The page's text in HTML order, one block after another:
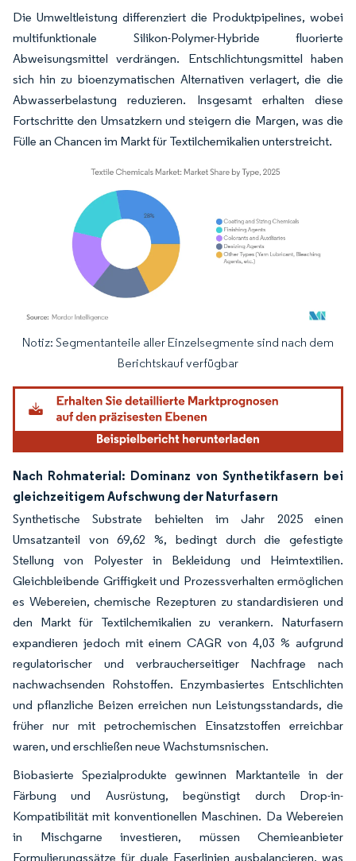
Die Umweltleistung differenziert die Produktpipelines, wobei
multifunktionale Silikon-Polymer-Hybride fluorierte
Abweisungsmittel verdrängen. Entschlichtungsmittel haben
sich hin zu bioenzymatischen Alternativen verlagert, die die
Abwasserbelastung reduzieren. Insgesamt erhalten diese
Fortschritte den Umsatzkern und steigern die Margen, was die
Fülle an Chancen im Markt für Textilchemikalien unterstreicht.
Bild © Mordor Intelligence. Wiederverwendung erfordert Namensnennung
Notiz: Segmentanteile aller Einzelsegmente sind nach dem
Berichtskauf verfügbar
Nach Rohmaterial: Dominanz von Synthetikfasern bei
gleichzeitigem Aufschwung der Naturfasern
Synthetische Substrate behielten im Jahr 2025 einen
Umsatzanteil von 69,62 %, bedingt durch die gefestigte
Stellung von Polyester in Bekleidung und Heimtextilien.
Gleichbleibende Griffigkeit und Prozessverhalten ermöglichen
es Webereien, chemische Rezepturen zu standardisieren und
den Markt für Textilchemikalien zu verankern. Naturfasern
expandieren jedoch mit einem CAGR von 4,03 % aufgrund
regulatorischer und verbraucherseitiger Nachfrage nach
nachwachsenden Rohstoffen. Enzymbasiertes Entschlichten
und pflanzliche Beizen erreichen nun Leistungsstandards, die
früher nur mit petrochemischen Einsatzstoffen erreichbar
waren, und erschließen neue Wachstumsnischen.
Biobasierte Spezialprodukte gewinnen Marktanteile in der
Färbung und Ausrüstung, begünstigt durch Drop-in-
Kompatibilität mit konventionellen Maschinen. Da Webereien
in Mischgarne investieren, müssen Chemieanbieter
Formulierungssätze für duale Faserlinien ausbalancieren, was